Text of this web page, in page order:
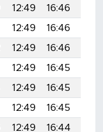
12:49 16:46
12:49 16:46
12:49 16:46
12:49 16:45
12:49 16:45
12:49 16:45
12:49 16:44